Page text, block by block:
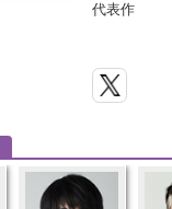
代表作